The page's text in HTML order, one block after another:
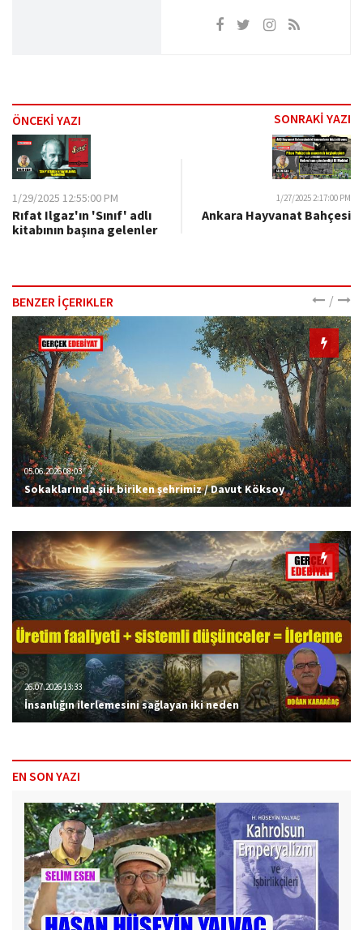
ÖNCEKİ YAZI SONRAKİ YAZI
1/29/2025 12:55:00 PM
Rıfat Ilgaz'ın 'Sınıf' adlı
kitabının başına gelenler
1/27/2025 2:17:00 PM
Ankara Hayvanat Bahçesi
BENZER İÇERIKLER /
05.06.2026 08:03
Sokaklarında şiir biriken şehrimiz / Davut Köksoy
26.07.2026 13:33
İnsanlığın ilerlemesini sağlayan iki neden
EN SON YAZI